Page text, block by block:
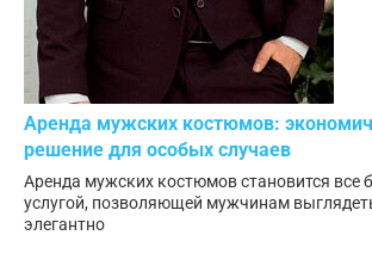
Аренда мужских костюмов:
решение для особых случаев
Аренда мужских костюмов становится все
услугой, позволяющей мужчинам
элегантно